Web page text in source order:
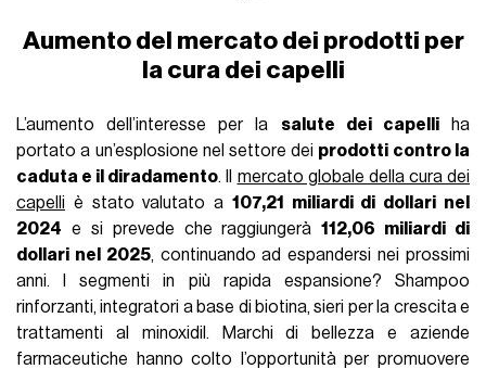
Aumento del mercato dei prodotti per
la cura dei capelli
L’aumento dell’interesse per la salute dei capelliha
portato a un’esplosione nel settore dei prodotti contro la
caduta e il diradamento. Il mercato globale della cura dei
capelli è stato valutato a 107,21 miliardi di dollari nel
2024 e si prevede che raggiungerà112,06 miliardi di
dollari nel 2025, continuando ad espandersi nei prossimi
anni. I segmenti in più rapida espansione? Shampoo
rinforzanti, integratori a base di biotina, sieri per la crescita e
trattamenti al minoxidil. Marchi di bellezza e aziende
farmaceutiche hanno colto l’opportunità per promuovere